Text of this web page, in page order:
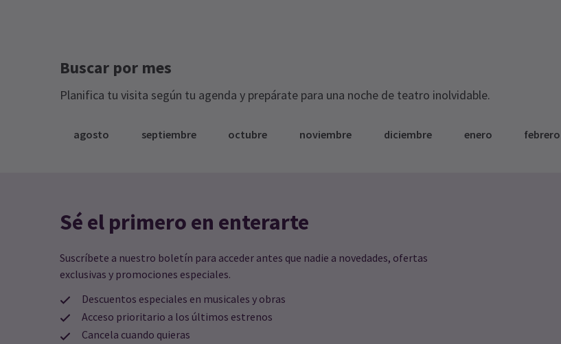
Buscar por mes
Planifica tu visita según tu agenda y prepárate para una noche de teatro inolvidable.
agosto septiembre octubre noviembre diciembre enero febrero
Sé el primero en enterarte
Suscríbete a nuestro boletín para acceder antes que nadie a novedades, ofertas
exclusivas y promociones especiales.
Descuentos especiales en musicales y obras
Acceso prioritario a los últimos estrenos
Cancela cuando quieras